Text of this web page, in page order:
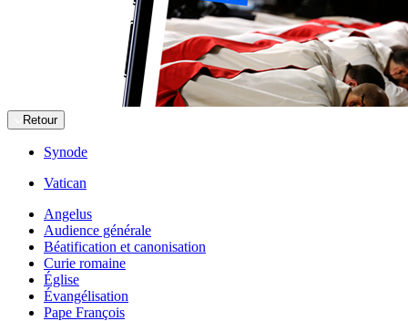
Retour
Synode
Vatican
Angelus
Audience générale
Béatification et canonisation
Curie romaine
Église
Évangélisation
Pape François